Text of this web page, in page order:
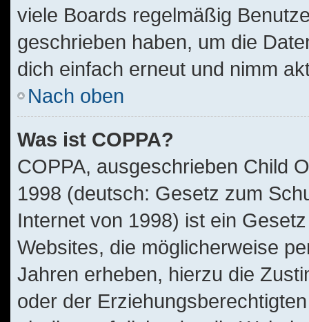
viele Boards regelmäßig
geschrieben haben, um die
dich einfach erneut und nimm
Nach oben
Was ist COPPA?
COPPA, ausgeschrieben Child
1998 (deutsch: Gesetz zum
Internet von 1998) ist ein
Websites, die möglicherweise
Jahren erheben, hierzu die
oder der